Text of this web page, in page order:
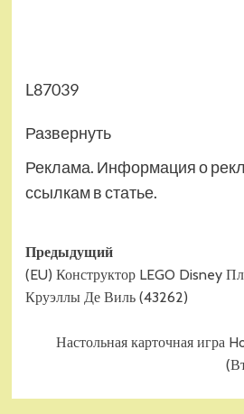
L87039
Развернуть
Реклама. Информация о
ссылкам в статье.
Навигация
записи
Предыдущий
(EU) Конструктор LEGO Disney
Круэллы Де Виль (43262)
Настольная карточная игра